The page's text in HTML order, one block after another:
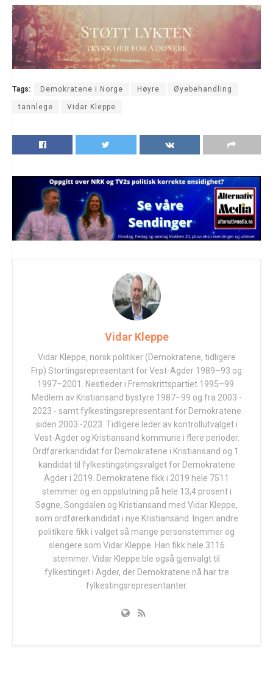
Tags: Demokratene i Norge Høyre Øyebehandling
tannlege Vidar Kleppe
Vidar Kleppe
Vidar Kleppe, norsk politiker (Demokratene, tidligere
Frp) Stortingsrepresentant for Vest-Agder 1989–93 og
1997–2001. Nestleder i Fremskrittspartiet 1995–99.
Medlem av Kristiansand bystyre 1987–99 og fra 2003 -
2023 - samt fylkestingsrepresentant for Demokratene
siden 2003 -2023. Tidligere leder av kontrollutvalget i
Vest-Agder og Kristiansand kommune i flere perioder.
Ordførerkandidat for Demokratene i Kristiansand og 1.
kandidat til fylkestingstingsvalget for Demokratene
Agder i 2019. Demokratene fikk i 2019 hele 7511
stemmer og en oppslutning på hele 13,4 prosent i
Søgne, Songdalen og Kristiansand med Vidar Kleppe,
som ordførerkandidat i nye Kristiansand. Ingen andre
politikere fikk i valget så mange personstemmer og
slengere som Vidar Kleppe. Han fikk hele 3116
stemmer. Vidar Kleppe ble også gjenvalgt til
fylkestinget i Agder, der Demokratene nå har tre
fylkestingsrepresentanter.